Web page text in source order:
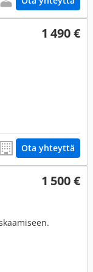
1 490 €
Ota yhteyttä
1 500 €